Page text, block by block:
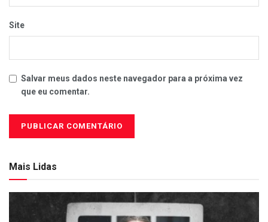
Site
Salvar meus dados neste navegador para a próxima vez
que eu comentar.
Mais Lidas